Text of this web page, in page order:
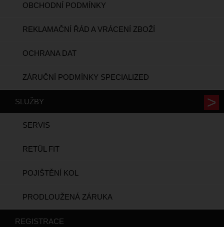
OBCHODNÍ PODMÍNKY
REKLAMAČNÍ ŘÁD A VRÁCENÍ ZBOŽÍ
OCHRANA DAT
ZÁRUČNÍ PODMÍNKY SPECIALIZED
SLUŽBY
SERVIS
RETÜL FIT
POJIŠTĚNÍ KOL
PRODLOUŽENÁ ZÁRUKA
REGISTRACE